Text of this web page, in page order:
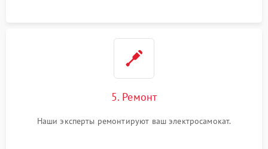
5. Ремонт
Наши эксперты ремонтируют ваш электросамокат.